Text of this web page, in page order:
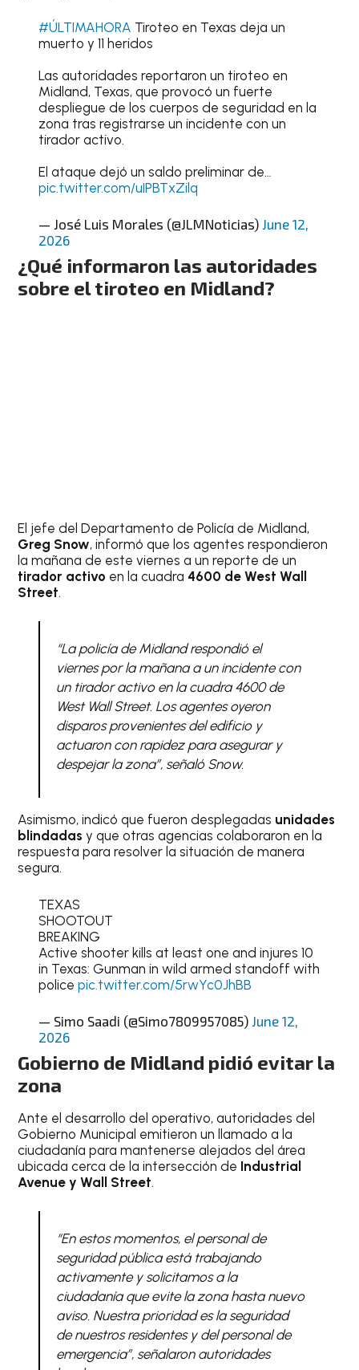
#ÚLTIMAHORA Tiroteo en Texas deja un
muerto y 11 heridos
Las autoridades reportaron un tiroteo en
Midland, Texas, que provocó un fuerte
despliegue de los cuerpos de seguridad en la
zona tras registrarse un incidente con un
tirador activo.
El ataque dejó un saldo preliminar de…
pic.twitter.com/uIPBTxZilq
— José Luis Morales (@JLMNoticias) June 12,
2026
¿Qué informaron las autoridades
sobre el tiroteo en Midland?
El jefe del Departamento de Policía de Midland,
Greg Snow, informó que los agentes respondieron
la mañana de este viernes a un reporte de un
tirador activo en la cuadra 4600 de West Wall
Street.
“La policía de Midland respondió el
viernes por la mañana a un incidente con
un tirador activo en la cuadra 4600 de
West Wall Street. Los agentes oyeron
disparos provenientes del edificio y
actuaron con rapidez para asegurar y
despejar la zona”, señaló Snow.
Asimismo, indicó que fueron desplegadas unidades
blindadas y que otras agencias colaboraron en la
respuesta para resolver la situación de manera
segura.
TEXAS
SHOOTOUT
BREAKING
Active shooter kills at least one and injures 10
in Texas: Gunman in wild armed standoff with
police pic.twitter.com/5rwYc0JhBB
— Simo Saadi (@Simo7809957085) June 12,
2026
Gobierno de Midland pidió evitar la
zona
Ante el desarrollo del operativo, autoridades del
Gobierno Municipal emitieron un llamado a la
ciudadanía para mantenerse alejados del área
ubicada cerca de la intersección de Industrial
Avenue y Wall Street.
“En estos momentos, el personal de
seguridad pública está trabajando
activamente y solicitamos a la
ciudadanía que evite la zona hasta nuevo
aviso. Nuestra prioridad es la seguridad
de nuestros residentes y del personal de
emergencia”, señalaron autoridades